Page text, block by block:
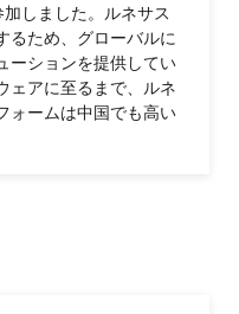
しました。ルネサス
るため、グローバルに
ーションを提供してい
ェアに至るまで、ルネ
ォームは中国でも高い